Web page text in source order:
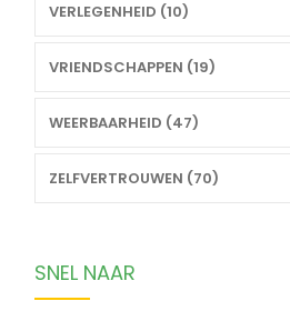
VERLEGENHEID (10)
VRIENDSCHAPPEN (19)
WEERBAARHEID (47)
ZELFVERTROUWEN (70)
SNEL NAAR